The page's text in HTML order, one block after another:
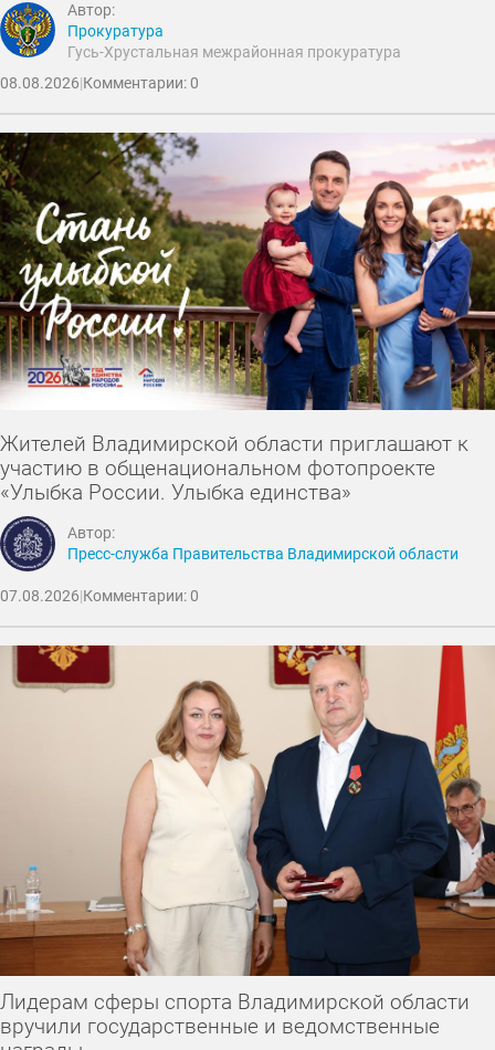
Автор:
Прокуратура
Гусь-Хрустальная межрайонная прокуратура
08.08.2026|Комментарии: 0
Жителей Владимирской области приглашают к
участию в общенациональном фотопроекте
«Улыбка России. Улыбка единства»
Автор:
Пресс-служба Правительства Владимирской области
07.08.2026|Комментарии: 0
Лидерам сферы спорта Владимирской области
вручили государственные и ведомственные